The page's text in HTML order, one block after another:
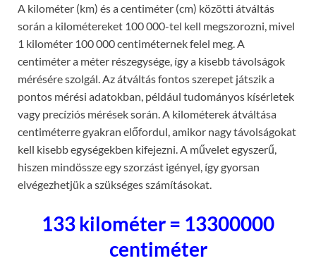
A kilométer (km) és a centiméter (cm) közötti átváltás
során a kilométereket 100 000-tel kell megszorozni, mivel
1 kilométer 100 000 centiméternek felel meg. A
centiméter a méter részegysége, így a kisebb távolságok
mérésére szolgál. Az átváltás fontos szerepet játszik a
pontos mérési adatokban, például tudományos kísérletek
vagy precíziós mérések során. A kilométerek átváltása
centiméterre gyakran előfordul, amikor nagy távolságokat
kell kisebb egységekben kifejezni. A művelet egyszerű,
hiszen mindössze egy szorzást igényel, így gyorsan
elvégezhetjük a szükséges számításokat.
133 kilométer = 13300000
centiméter